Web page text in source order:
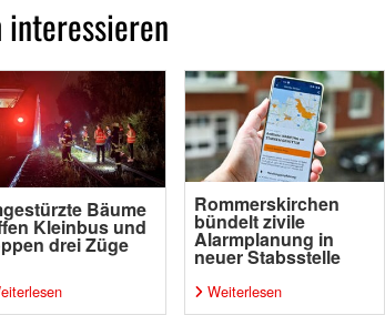
interessieren
Bäume
Kleinbus und
drei Züge
Rommerskirchen
bündelt zivile
Alarmplanung in
neuer Stabsstelle
Weiterlesen